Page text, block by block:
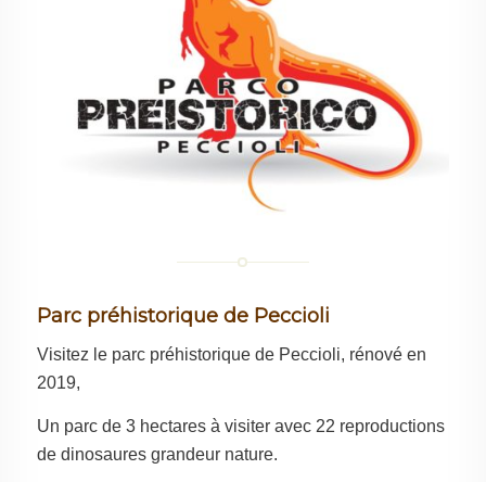
Parc préhistorique de Peccioli
Visitez le parc préhistorique de Peccioli, rénové en
2019,
Un parc de 3 hectares à visiter avec 22 reproductions
de dinosaures grandeur nature.